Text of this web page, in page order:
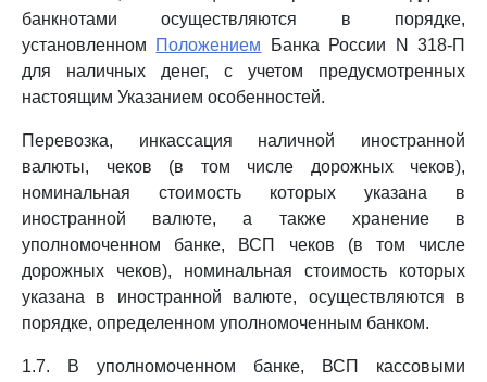
банкнотами осуществляются в порядке,
установленном Положением Банка России N 318-П
для наличных денег, с учетом предусмотренных
настоящим Указанием особенностей.
Перевозка, инкассация наличной иностранной
валюты, чеков (в том числе дорожных чеков),
номинальная стоимость которых указана в
иностранной валюте, а также хранение в
уполномоченном банке, ВСП чеков (в том числе
дорожных чеков), номинальная стоимость которых
указана в иностранной валюте, осуществляются в
порядке, определенном уполномоченным банком.
1.7. В уполномоченном банке, ВСП кассовыми